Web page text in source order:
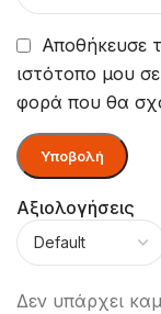
Αξιολογήσεις
Δεν υπάρχει
Αποθήκευσε
ιστότοπο μου
φορά που θα